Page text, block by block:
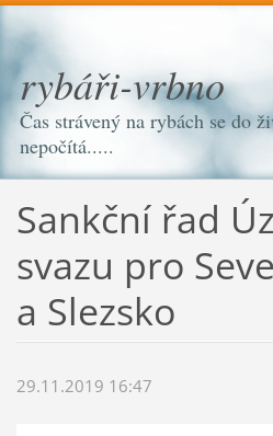
rybáři-vrbno
Čas strávený na rybách se do
nepočítá.....
Sankční řad
svazu pro
a Slezsko
29.11.2019 16:47